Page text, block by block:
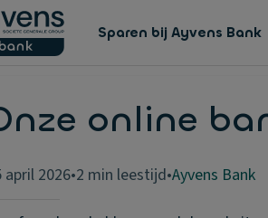
Sparen bij Ayvens Bank
online
april 2026•2 min leestijd•Ayvens Bank